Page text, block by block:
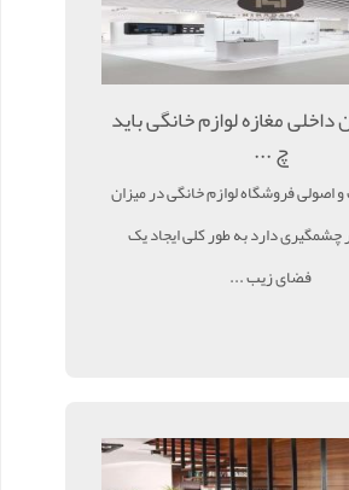
مغازه لوازم خانگی باید
چ ...
فروشگاه لوازم خانگی در میزان
چشمگیری دارد به طور کلی ایجاد یک
فضای زیب ...